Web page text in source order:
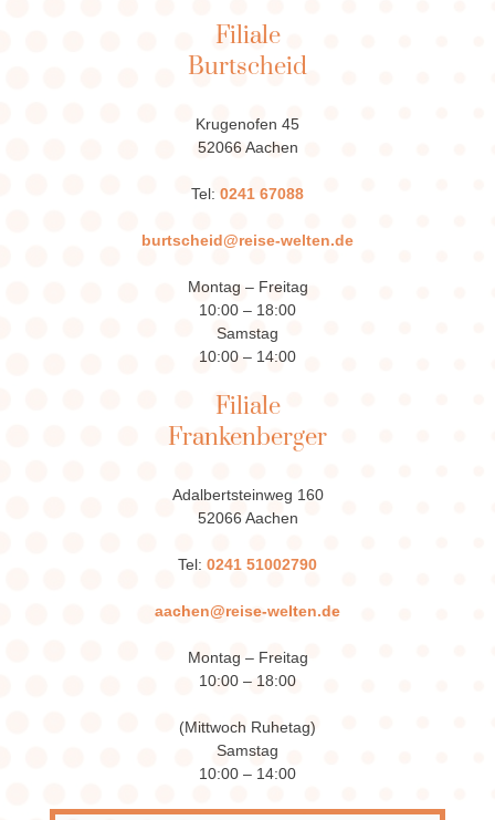
Filiale
Burtscheid
Krugenofen 45
52066 Aachen
Tel: 0241 67088
burtscheid@reise-welten.de
Montag – Freitag
10:00 – 18:00
Samstag
10:00 – 14:00
Filiale
Frankenberger
Adalbertsteinweg 160
52066 Aachen
Tel: 0241 51002790
aachen@reise-welten.de
Montag – Freitag
10:00 – 18:00
(Mittwoch Ruhetag)
Samstag
10:00 – 14:00